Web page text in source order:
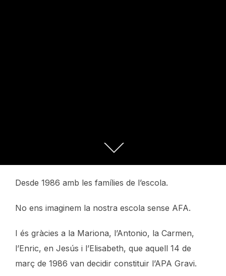
Desde 1986 amb les famílies de l’escola.
No ens imaginem la nostra escola sense AFA.
I és gràcies a la Mariona, l’Antonio, la Carmen,
l’Enric, en Jesús i l’Elisabeth, que aquell 14 de
març de 1986 van decidir constituir l’APA Gravi.